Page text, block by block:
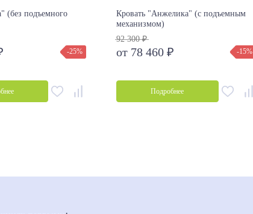
(без подъемного
-25%
Кровать "Анжелика" (с подъемным
механизмом)
92 300 ₽
от 78 460 ₽ -15%
Подробнее